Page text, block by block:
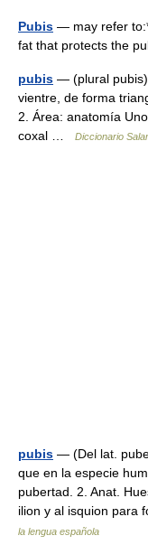
Pubis — may refer
fat that protects the
pubis — (plural pubis)
vientre, de forma
2. Área: anatomía
coxal …
Diccionario
pubis — (Del lat.
que en la especie
pubertad. 2. Anat.
ilion y al isquion para
la lengua española